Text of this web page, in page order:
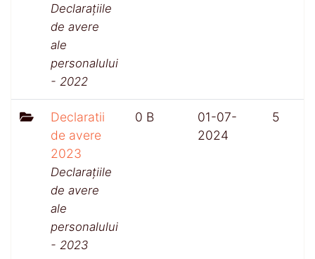
Declarațiile
de avere
ale
personalului
- 2022
Declaratii
de avere
2023
Declarațiile
de avere
ale
personalului
- 2023
0 B
01-07-
2024
5